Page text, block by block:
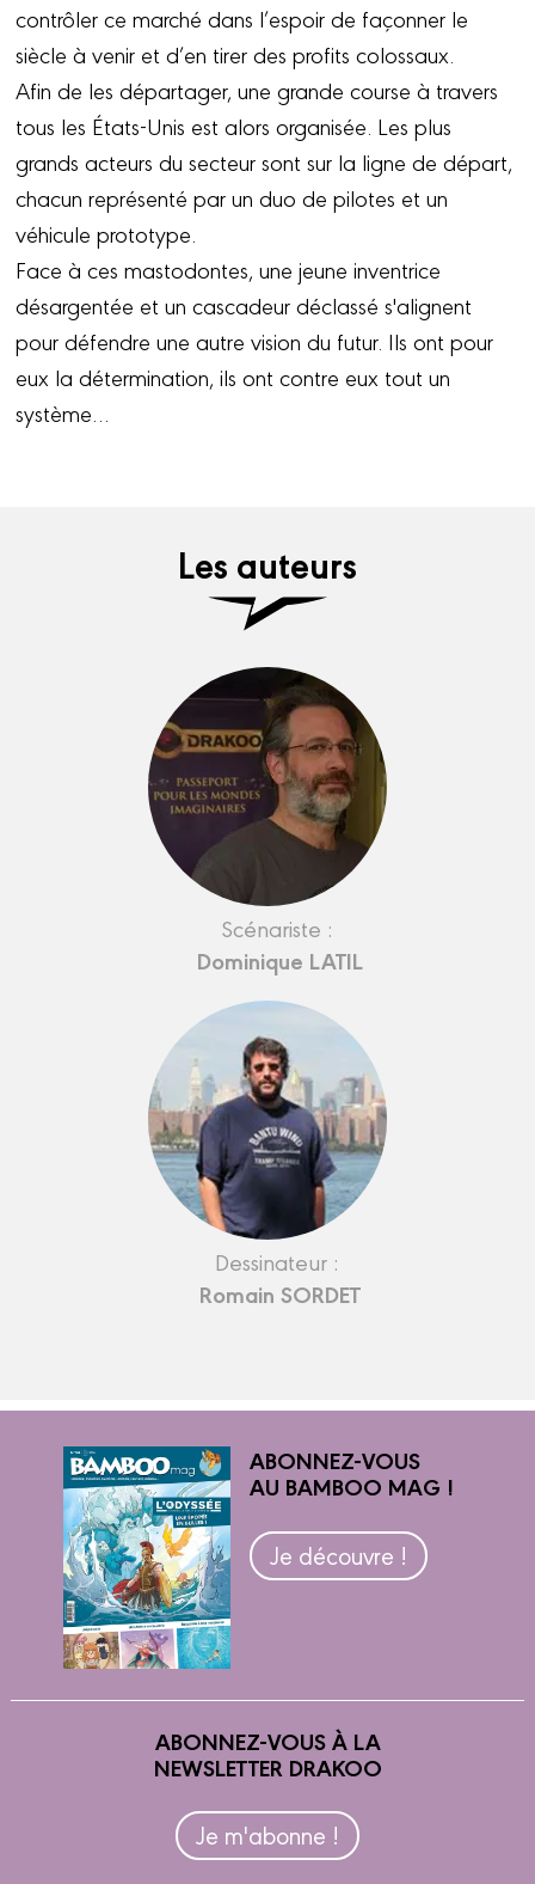
contrôler ce marché dans l’espoir de façonner le
siècle à venir et d’en tirer des profits colossaux.
Afin de les départager, une grande course à travers
tous les États-Unis est alors organisée. Les plus
grands acteurs du secteur sont sur la ligne de départ,
chacun représenté par un duo de pilotes et un
véhicule prototype.
Face à ces mastodontes, une jeune inventrice
désargentée et un cascadeur déclassé s'alignent
pour défendre une autre vision du futur. Ils ont pour
eux la détermination, ils ont contre eux tout un
système…
Les auteurs
Scénariste :
Dominique LATIL
Dessinateur :
Romain SORDET
ABONNEZ-VOUS
AU BAMBOO MAG !
Je découvre !
ABONNEZ-VOUS À LA
NEWSLETTER DRAKOO
Je m'abonne !